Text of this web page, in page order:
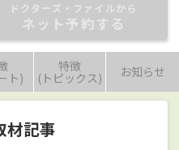
ドクターズ・ファイルから
ネット予約する
ト)
特徴
(トピックス) お知らせ
材記事